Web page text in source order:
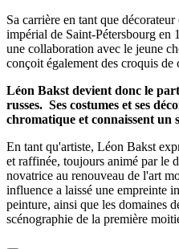
Sa carrière en tant que
impérial de Saint-Pétersbourg en
une collaboration avec le jeune
conçoit également des croquis de
Léon Bakst devient donc le
russes. Ses costumes et ses
chromatique et connaissent un
En tant qu'artiste, Léon Bakst
et raffinée, toujours animé par le
novatrice au renouveau de l'art
influence a laissé une empreinte
peinture, ainsi que les domaines
scénographie de la première